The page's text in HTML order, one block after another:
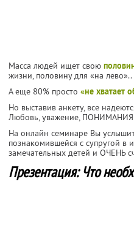
Масса людей ищет свою
жизни, половину для «на лево»..
А еще 80% просто «не хватает
Но выставив анкету, все
Любовь, уважение, ПОНИМАНИЯ
На онлайн семинаре Вы
познакомившейся с супругой в
замечательных детей и ОЧЕНЬ
Презентация: Что